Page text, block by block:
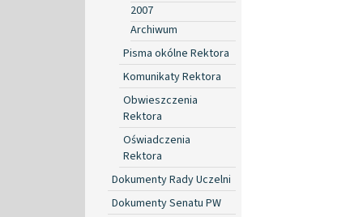
2007
Archiwum
Pisma okólne Rektora
Komunikaty Rektora
Obwieszczenia
Rektora
Oświadczenia
Rektora
Dokumenty Rady Uczelni
Dokumenty Senatu PW